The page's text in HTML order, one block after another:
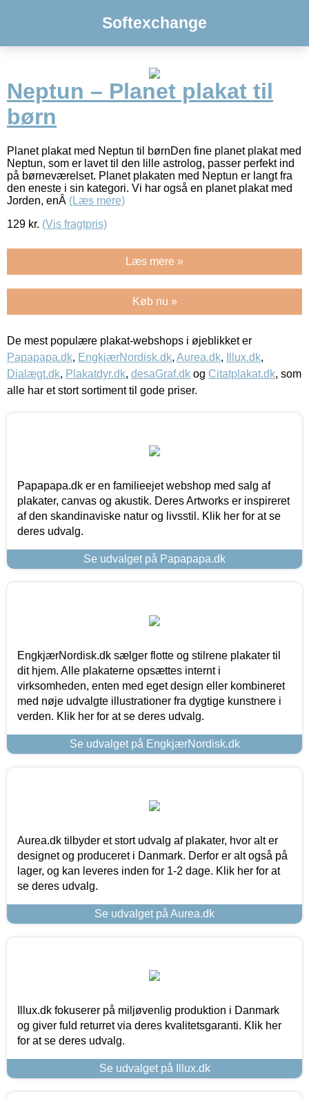
Softexchange
Neptun – Planet plakat til
børn
Planet plakat med Neptun til børnDen fine planet plakat med
Neptun, som er lavet til den lille astrolog, passer perfekt ind
på børneværelset. Planet plakaten med Neptun er langt fra
den eneste i sin kategori. Vi har også en planet plakat med
Jorden, enÂ (Læs mere)
129 kr. (Vis fragtpris)
Læs mere »
Køb nu »
De mest populære plakat-webshops i øjeblikket er
Papapapa.dk, EngkjærNordisk.dk, Aurea.dk, Illux.dk,
Dialægt.dk, Plakatdyr.dk, desaGraf.dk og Citatplakat.dk, som
alle har et stort sortiment til gode priser.
Papapapa.dk er en familieejet webshop med salg af
plakater, canvas og akustik. Deres Artworks er inspireret
af den skandinaviske natur og livsstil. Klik her for at se
deres udvalg.
Se udvalget på Papapapa.dk
EngkjærNordisk.dk sælger flotte og stilrene plakater til
dit hjem. Alle plakaterne opsættes internt i
virksomheden, enten med eget design eller kombineret
med nøje udvalgte illustrationer fra dygtige kunstnere i
verden. Klik her for at se deres udvalg.
Se udvalget på EngkjærNordisk.dk
Aurea.dk tilbyder et stort udvalg af plakater, hvor alt er
designet og produceret i Danmark. Derfor er alt også på
lager, og kan leveres inden for 1-2 dage. Klik her for at
se deres udvalg.
Se udvalget på Aurea.dk
Illux.dk fokuserer på miljøvenlig produktion i Danmark
og giver fuld returret via deres kvalitetsgaranti. Klik her
for at se deres udvalg.
Se udvalget på Illux.dk